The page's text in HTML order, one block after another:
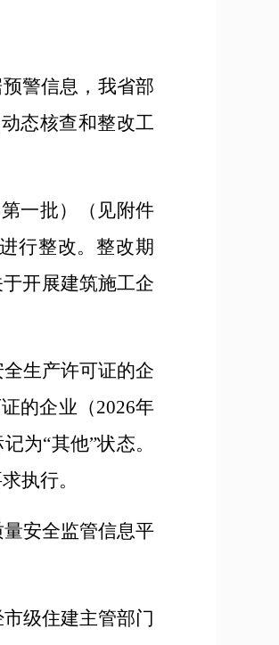
预警信息，我省部
态核查和整改工
一批）（见附件
行整改。整改期
开展建筑施工企
生产许可证的企
的企业（2026年
为“其他”状态。
执行。
安全监管信息平
级住建主管部门